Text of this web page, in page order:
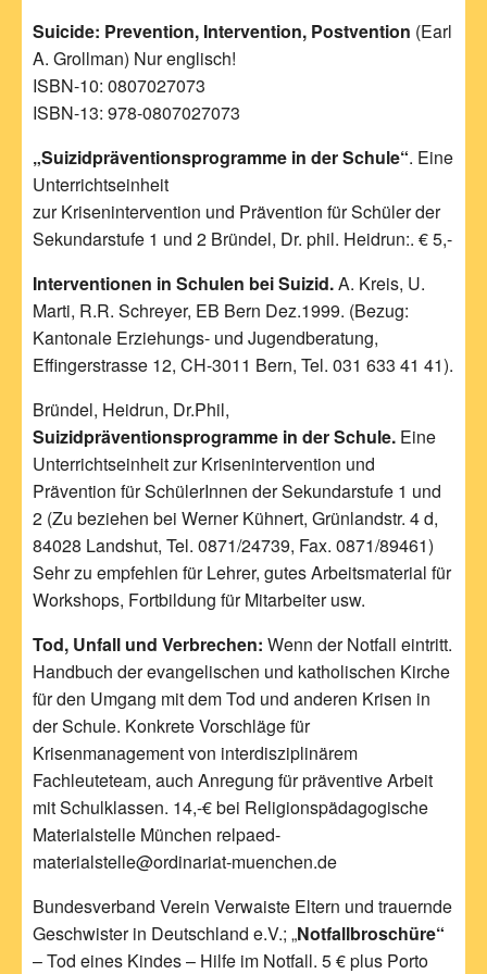
Suicide: Prevention, Intervention, Postvention (Earl
A. Grollman) Nur englisch!
ISBN-10: 0807027073
ISBN-13: 978-0807027073
„Suizidpräventionsprogramme in der Schule“. Eine
Unterrichtseinheit
zur Krisenintervention und Prävention für Schüler der
Sekundarstufe 1 und 2 Bründel, Dr. phil. Heidrun:. € 5,-
Interventionen in Schulen bei Suizid.A. Kreis, U.
Marti, R.R. Schreyer, EB Bern Dez.1999. (Bezug:
Kantonale Erziehungs- und Jugendberatung,
Effingerstrasse 12, CH-3011 Bern, Tel. 031 633 41 41).
Bründel, Heidrun, Dr.Phil,
Suizidpräventionsprogramme in der Schule. Eine
Unterrichtseinheit zur Krisenintervention und
Prävention für SchülerInnen der Sekundarstufe 1 und
2 (Zu beziehen bei Werner Kühnert, Grünlandstr. 4 d,
84028 Landshut, Tel. 0871/24739, Fax. 0871/89461)
Sehr zu empfehlen für Lehrer, gutes Arbeitsmaterial für
Workshops, Fortbildung für Mitarbeiter usw.
Tod, Unfall und Verbrechen: Wenn der Notfall eintritt.
Handbuch der evangelischen und katholischen Kirche
für den Umgang mit dem Tod und anderen Krisen in
der Schule. Konkrete Vorschläge für
Krisenmanagement von interdisziplinärem
Fachleuteteam, auch Anregung für präventive Arbeit
mit Schulklassen. 14,-€ bei Religionspädagogische
Materialstelle München relpaed-
materialstelle@ordinariat-muenchen.de
Bundesverband Verein Verwaiste Eltern und trauernde
Geschwister in Deutschland e.V.; „Notfallbroschüre“
– Tod eines Kindes – Hilfe im Notfall. 5 € plus Porto